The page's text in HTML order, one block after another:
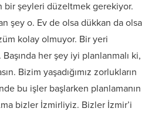
bir şeyleri düzeltmek gerekiyor.
şey o. Ev de olsa dükkan da olsa
kolay olmuyor. Bir yeri
her şey iyi planlanmalı ki,
Bizim yaşadığımız zorlukların
bu işler başlarken planlamanın
bizler İzmirliyiz. Bizler İzmir’i